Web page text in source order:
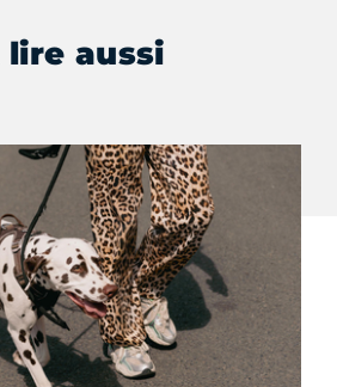
lire aussi